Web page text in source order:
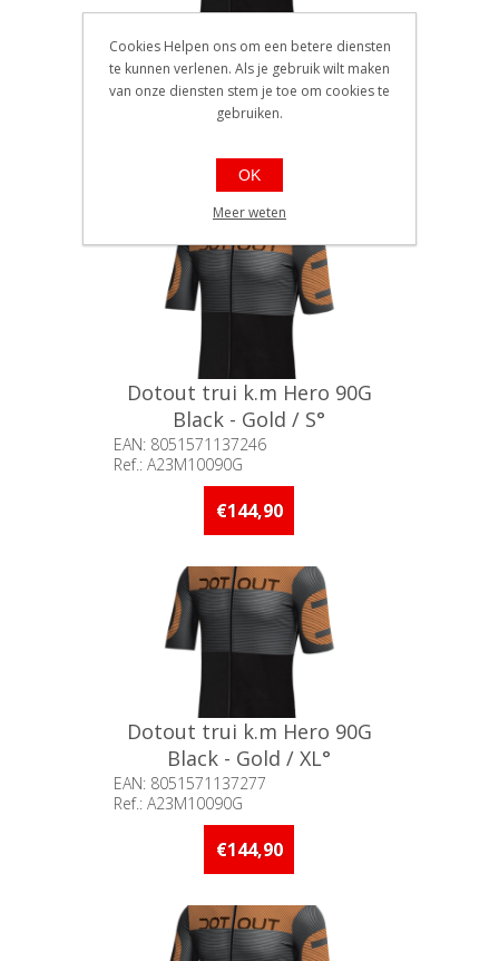
Dotout trui k.m Hero 90G
Black - Gold / M°
EAN: 8051571137253
Ref.: A23M10090G
stuks op voorraad
€144,90
Dotout trui k.m Hero 90G
Black - Gold / S°
EAN: 8051571137246
Ref.: A23M10090G
Beschikbaarheid:: Minder dan 5
stuks op voorraad
€144,90
Dotout trui k.m Hero 90G
Black - Gold / XL°
EAN: 8051571137277
Ref.: A23M10090G
Beschikbaarheid:: 5 stuks of
meer op voorraad
€144,90
Cookies Helpen ons om een betere diensten
te kunnen verlenen. Als je gebruik wilt maken
van onze diensten stem je toe om cookies te
gebruiken.
OK
Meer weten